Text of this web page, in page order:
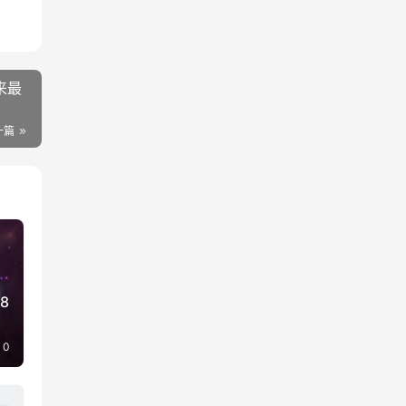
最
篇
0